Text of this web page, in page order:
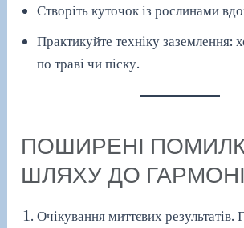
Створіть куточок із рослинами
Практикуйте техніку заземлення:
по траві чи піску.
ПОШИРЕНІ
ШЛЯХУ ДО
Очікування миттєвих